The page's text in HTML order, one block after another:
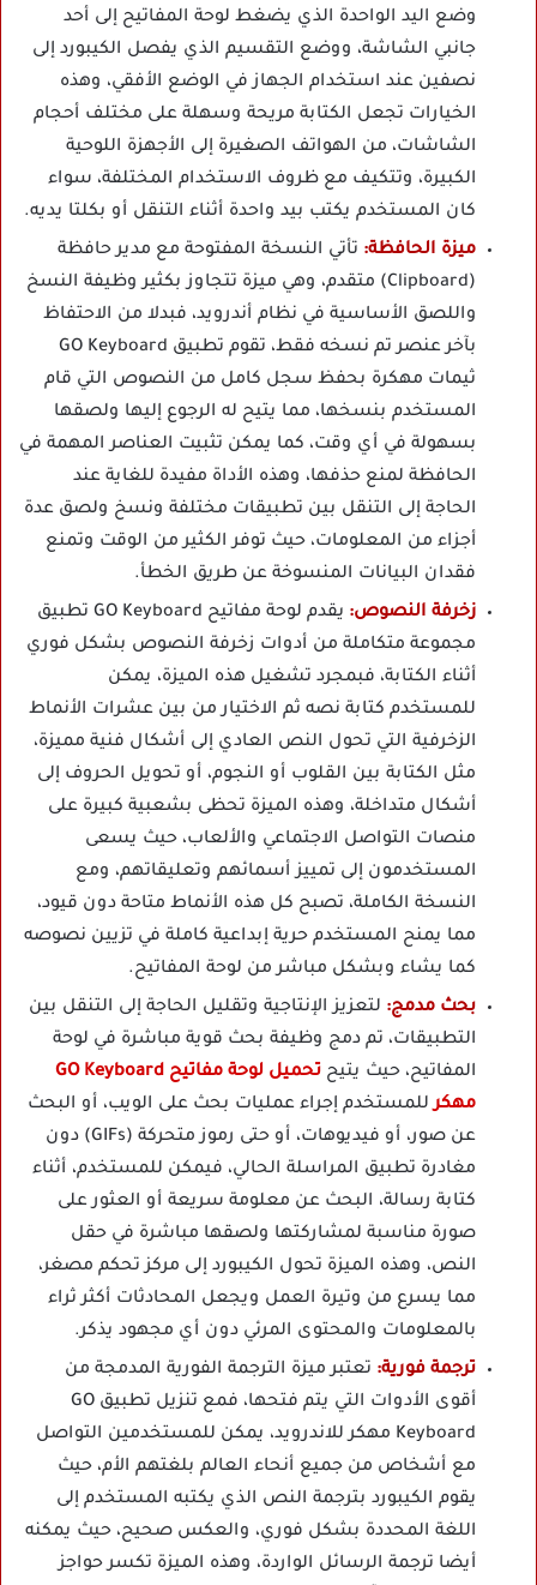
وضع اليد الواحدة الذي يضغط لوحة المفاتيح إلى أحد
جانبي الشاشة، ووضع التقسيم الذي يفصل الكيبورد إلى
نصفين عند استخدام الجهاز في الوضع الأفقي، وهذه
الخيارات تجعل الكتابة مريحة وسهلة على مختلف أحجام
الشاشات، من الهواتف الصغيرة إلى الأجهزة اللوحية
الكبيرة، وتتكيف مع ظروف الاستخدام المختلفة، سواء
كان المستخدم يكتب بيد واحدة أثناء التنقل أو بكلتا يديه.
ميزة الحافظة: تأتي النسخة المفتوحة مع مدير حافظة
(Clipboard) متقدم، وهي ميزة تتجاوز بكثير وظيفة النسخ
واللصق الأساسية في نظام أندرويد، فبدلا من الاحتفاظ
بآخر عنصر تم نسخه فقط، تقوم تطبيق GO Keyboard
ثيمات مهكرة بحفظ سجل كامل من النصوص التي قام
المستخدم بنسخها، مما يتيح له الرجوع إليها ولصقها
بسهولة في أي وقت، كما يمكن تثبيت العناصر المهمة في
الحافظة لمنع حذفها، وهذه الأداة مفيدة للغاية عند
الحاجة إلى التنقل بين تطبيقات مختلفة ونسخ ولصق عدة
أجزاء من المعلومات، حيث توفر الكثير من الوقت وتمنع
فقدان البيانات المنسوخة عن طريق الخطأ.
زخرفة النصوص:
يقدم لوحة مفاتيح GO Keyboard تطبيق
مجموعة متكاملة من أدوات زخرفة النصوص بشكل فوري
أثناء الكتابة، فبمجرد تشغيل هذه الميزة، يمكن
للمستخدم كتابة نصه ثم الاختيار من بين عشرات الأنماط
الزخرفية التي تحول النص العادي إلى أشكال فنية مميزة،
مثل الكتابة بين القلوب أو النجوم، أو تحويل الحروف إلى
أشكال متداخلة، وهذه الميزة تحظى بشعبية كبيرة على
منصات التواصل الاجتماعي والألعاب، حيث يسعى
المستخدمون إلى تمييز أسمائهم وتعليقاتهم، ومع
النسخة الكاملة، تصبح كل هذه الأنماط متاحة دون قيود،
مما يمنح المستخدم حرية إبداعية كاملة في تزيين نصوصه
كما يشاء وبشكل مباشر من لوحة المفاتيح.
بحث مدمج: لتعزيز الإنتاجية وتقليل الحاجة إلى التنقل بين
التطبيقات، تم دمج وظيفة بحث قوية مباشرة في لوحة
المفاتيح، حيث يتيح
تحميل لوحة مفاتيح GO Keyboard
مهكرللمستخدم إجراء عمليات بحث على الويب، أو البحث
عن صور، أو فيديوهات، أو حتى رموز متحركة (GIFs) دون
مغادرة تطبيق المراسلة الحالي، فيمكن للمستخدم، أثناء
كتابة رسالة، البحث عن معلومة سريعة أو العثور على
صورة مناسبة لمشاركتها ولصقها مباشرة في حقل
النص، وهذه الميزة تحول الكيبورد إلى مركز تحكم مصغر،
مما يسرع من وتيرة العمل ويجعل المحادثات أكثر ثراء
بالمعلومات والمحتوى المرئي دون أي مجهود يذكر.
ترجمة فورية: تعتبر ميزة الترجمة الفورية المدمجة من
أقوى الأدوات التي يتم فتحها، فمع تنزيل تطبيق GO
Keyboard مهكر للاندرويد، يمكن للمستخدمين التواصل
مع أشخاص من جميع أنحاء العالم بلغتهم الأم، حيث
يقوم الكيبورد بترجمة النص الذي يكتبه المستخدم إلى
اللغة المحددة بشكل فوري، والعكس صحيح، حيث يمكنه
أيضا ترجمة الرسائل الواردة، وهذه الميزة تكسر حواجز